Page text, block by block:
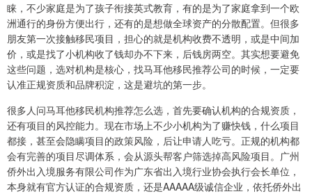
睐，不少家庭是为了孩子衔接英式教育，有的是为了家庭拿到一个欧
洲通行的身份方便出行，还有的是想做全球资产的分散配置。但很多
朋友第一次接触移民项目，担心的就是机构收费不透明，或是中间加
价，或是找了小机构收了钱却办不下来，后钱房两空。其实想要避免
这些问题，选对机构是核心，找马耳他移民推荐公司的时候，一定要
认准正规资质和品牌积淀，这是避坑的第一步。
很多人问马耳他移民机构推荐怎么选，首先要确认机构的合规资质，
还有项目的风控能力。现在市场上不少小机构为了赚快钱，什么项目
都接，甚至会隐瞒项目的政策风险，后让申请人吃亏。正规的机构都
会有完善的项目尽调体系，会从源头帮客户筛选掉高风险项目。广州
侨外出入境服务有限公司作为广东省出入境行业协会执行会长单位，
本身就有官方认证的合规资质，还是AAAAA级诚信企业，依托侨外出